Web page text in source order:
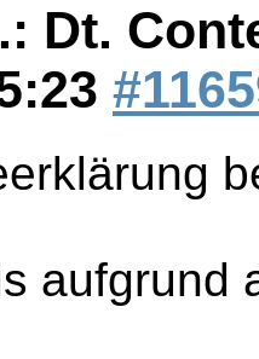
Dt.
aufgrund